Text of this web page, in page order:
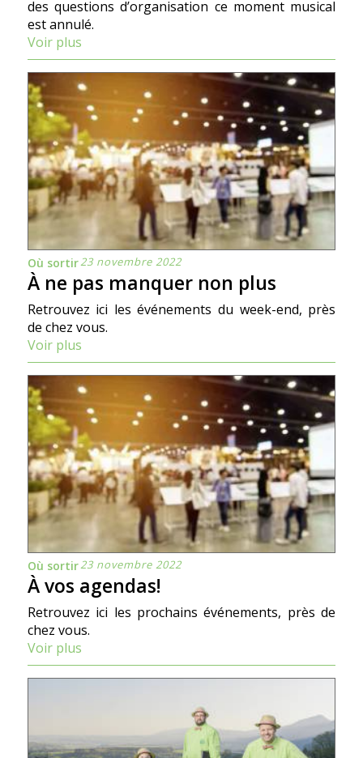
des questions d’organisation ce moment musical
est annulé.
Voir plus
Où sortir23 novembre 2022
À ne pas manquer non plus
Retrouvez ici les événements du week-end, près
de chez vous.
Voir plus
Où sortir23 novembre 2022
À vos agendas!
Retrouvez ici les prochains événements, près de
chez vous.
Voir plus